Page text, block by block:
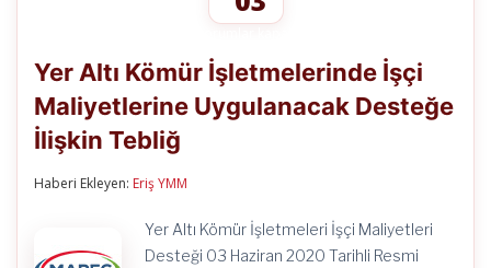
Kömür
İşletmelerinde
İşçi
Maliyetlerine
Yer Altı Kömür İşletmelerinde İşçi
Maliyetlerine Uygulanacak Desteğe
İlişkin Tebliğ
Haberi Ekleyen: Eriş YMM
Yer Altı Kömür İşletmeleri İşçi Maliyetleri
Desteği 03 Haziran 2020 Tarihli Resmi